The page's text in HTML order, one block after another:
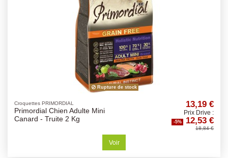
Rupture de stock
Croquettes PRIMORDIAL
Primordial Chien Adulte Mini
Canard - Truite 2 Kg
13,19 €
Prix Drive :
-5% 12,53 €
18,84 €
Voir